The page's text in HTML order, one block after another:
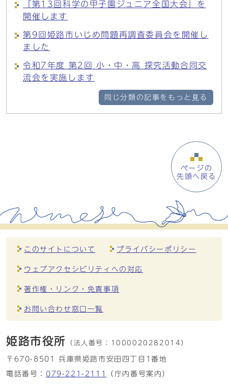
「第13回科学の甲子園ジュニア全国大会」を
開催します
第9回姫路市いじめ問題再調査委員会を開催し
ました
令和7年度 第2回 小・中・高 探究活動合同交
流会を実施します
同じ分類の記事をもっと見る
ページの
先頭へ戻る
このサイトについて プライバシーポリシー
ウェブアクセシビリティへの対応
著作権・リンク・免責事項
お問い合わせ窓口一覧
姫路市役所 （法人番号： 1000020282014）
〒670-8501 兵庫県姫路市安田四丁目1番地
電話番号： 079-221-2111 （庁内番号案内）